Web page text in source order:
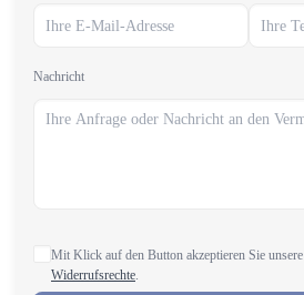
Nachricht
Mit Klick auf den Button akzeptieren Sie unsere
Widerrufsrechte.